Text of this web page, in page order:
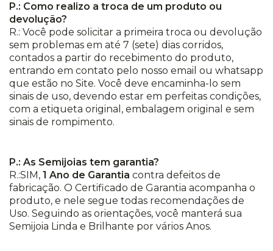
P.: Como realizo a troca de um produto ou
devolução?
R.: Você pode solicitar a primeira troca ou devolução
sem problemas em até 7 (sete) dias corridos,
contados a partir do recebimento do produto,
entrando em contato pelo nosso email ou whatsapp
que estão no Site. Você deve encaminha-lo sem
sinais de uso, devendo estar em perfeitas condições,
com a etiqueta original, embalagem original e sem
sinais de rompimento.
P.: As Semijoias tem garantia?
R.:SIM, 1 Ano de Garantia contra defeitos de
fabricação. O Certificado de Garantia acompanha o
produto, e nele segue todas recomendações de
Uso. Seguindo as orientações, você manterá sua
Semijoia Linda e Brilhante por vários Anos.